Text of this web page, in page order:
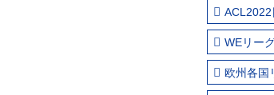
WEリー
欧州各国